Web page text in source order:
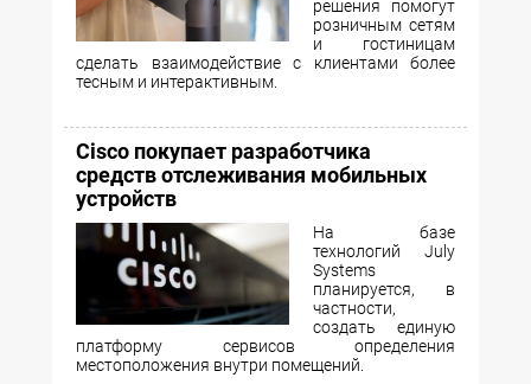
решения помогут
розничным сетям
и гостиницам
сделать взаимодействие с клиентами более
тесным и интерактивным.
Cisco покупает разработчика
средств отслеживания мобильных
устройств
На базе
технологий July
Systems
планируется, в
частности,
создать единую
платформу сервисов определения
местоположения внутри помещений.